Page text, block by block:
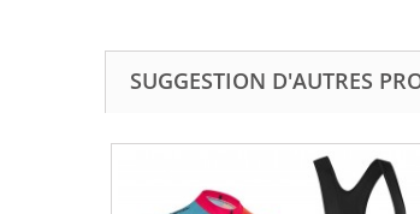
SUGGESTION D'AUTRES